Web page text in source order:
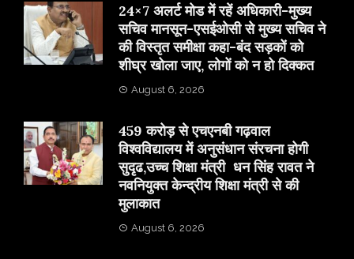
24×7 अलर्ट मोड में रहें अधिकारी-मुख्य
सचिव मानसून-एसईओसी से मुख्य सचिव ने
की विस्तृत समीक्षा कहा-बंद सड़कों को
शीघ्र खोला जाए, लोगों को न हो दिक्कत
August 6, 2026
459 करोड़ से एचएनबी गढ़वाल
विश्वविद्यालय में अनुसंधान संरचना होगी
सुदृढ,उच्च शिक्षा मंत्री धन सिंह रावत ने
नवनियुक्त केन्द्रीय शिक्षा मंत्री से की
मुलाकात
August 6, 2026